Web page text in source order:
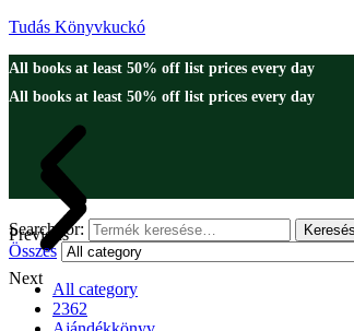
Tudás Könyvkuckó
All books at least 50% off list prices every day
All books at least 50% off list prices every day
Previous
Next
Search for: Keresés
Összes
All category
2362